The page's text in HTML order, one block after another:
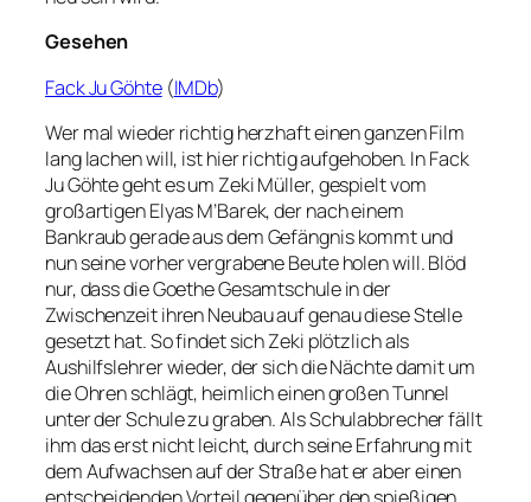
Gesehen
Fack Ju Göhte(IMDb)
Wer mal wieder richtig herzhaft einen ganzen Film
lang lachen will, ist hier richtig aufgehoben. In Fack
Ju Göhte geht es um Zeki Müller, gespielt vom
großartigen Elyas M’Barek, der nach einem
Bankraub gerade aus dem Gefängnis kommt und
nun seine vorher vergrabene Beute holen will. Blöd
nur, dass die Goethe Gesamtschule in der
Zwischenzeit ihren Neubau auf genau diese Stelle
gesetzt hat. So findet sich Zeki plötzlich als
Aushilfslehrer wieder, der sich die Nächte damit um
die Ohren schlägt, heimlich einen großen Tunnel
unter der Schule zu graben. Als Schulabbrecher fällt
ihm das erst nicht leicht, durch seine Erfahrung mit
dem Aufwachsen auf der Straße hat er aber einen